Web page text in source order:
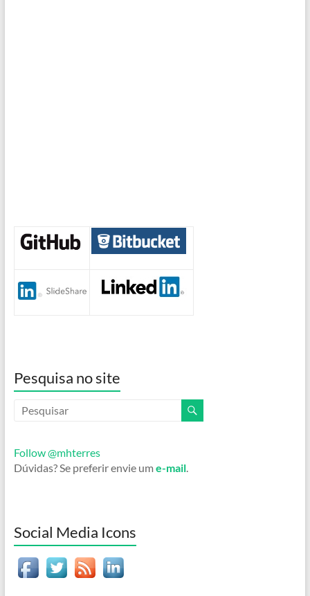
Pesquisa no site
Follow @mhterres
Dúvidas? Se preferir envie ume-mail.
Social Media Icons